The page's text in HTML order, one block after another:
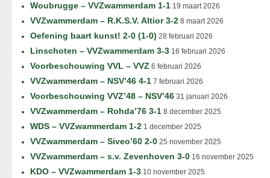
Woubrugge – VVZwammerdam 1-1 19 maart 2026
VVZwammerdam – R.K.S.V. Altior 3-2 8 maart 2026
Oefening baart kunst! 2-0 (1-0) 28 februari 2026
Linschoten – VVZwammerdam 3-3 16 februari 2026
Voorbeschouwing VVL – VVZ 6 februari 2026
VVZwammerdam – NSV’46 4-1 7 februari 2026
Voorbeschouwing VVZ’48 – NSV’46 31 januari 2026
VVZwammerdam – Rohda’76 3-1 8 december 2025
WDS – VVZwammerdam 1-2 1 december 2025
VVZwammerdam – Siveo’60 2-0 25 november 2025
VVZwammerdam – s.v. Zevenhoven 3-0 16 november 2025
KDO – VVZwammerdam 1-3 10 november 2025